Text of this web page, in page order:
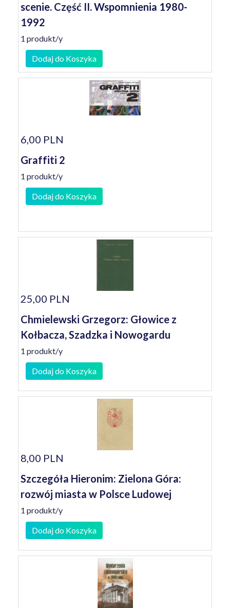
scenie. Część II. Wspomnienia 1980-
1992
1 produkt/y
Dodaj do Koszyka
6,00 PLN
Graffiti 2
1 produkt/y
Dodaj do Koszyka
25,00 PLN
Chmielewski Grzegorz: Głowice z
Kołbacza, Szadzka i Nowogardu
1 produkt/y
Dodaj do Koszyka
8,00 PLN
Szczegóła Hieronim: Zielona Góra:
rozwój miasta w Polsce Ludowej
1 produkt/y
Dodaj do Koszyka